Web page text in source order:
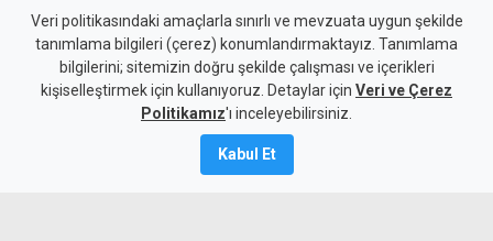
Türkiye Dışişleri:
Yunanistan'ın tek taraflı
adımı hukuki sonuç
Veri politikasındaki amaçlarla sınırlı ve mevzuata uygun şekilde
tanımlama bilgileri (çerez) konumlandırmaktayız. Tanımlama
bilgilerini; sitemizin doğru şekilde çalışması ve içerikleri
kişiselleştirmek için kullanıyoruz. Detaylar için Veri ve Çerez
Politikamız'ı inceleyebilirsiniz.
Kabul Et